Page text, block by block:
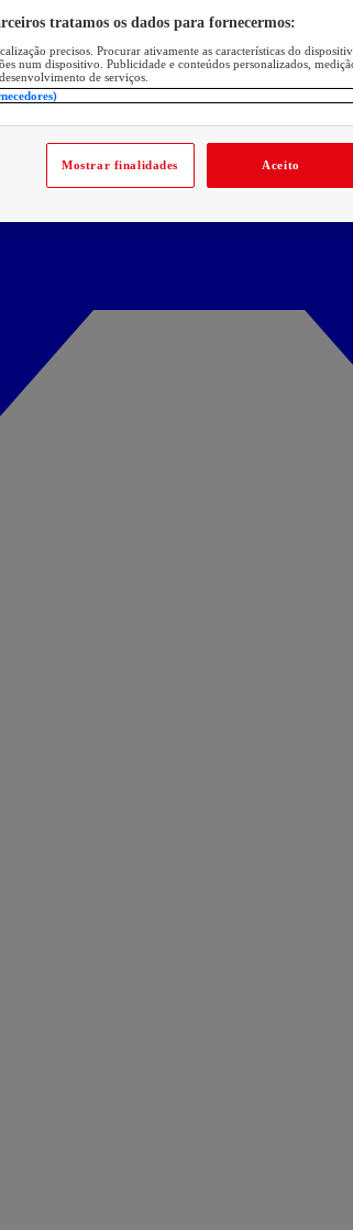
tratamos os dados para fornecermos:
precisos. Procurar ativamente as características do
num dispositivo. Publicidade e conteúdos personalizados,
de serviços.
Mostrar finalidades Aceito